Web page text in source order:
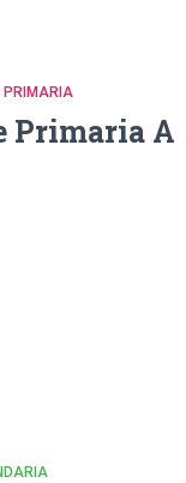
PRIMARIA
Primaria A